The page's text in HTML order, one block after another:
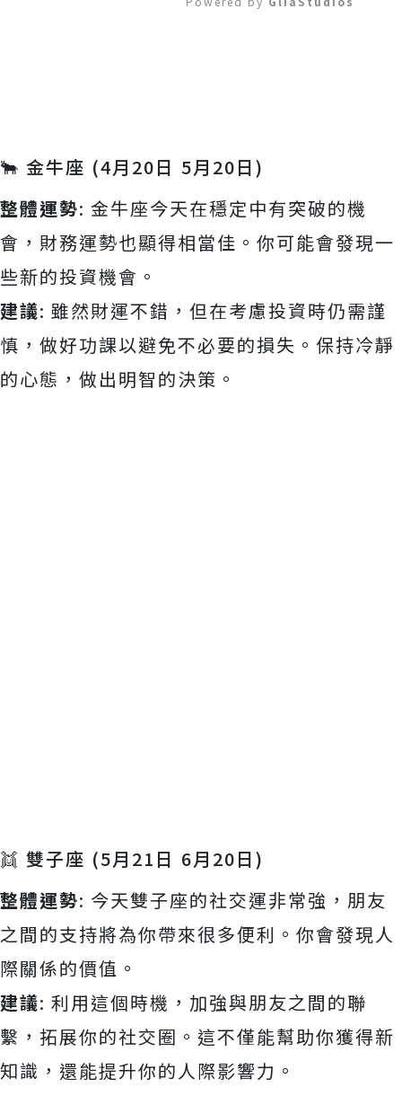
🐂 金牛座 (4月20日 5月20日)
整體運勢: 金牛座今天在穩定中有突破的機
會，財務運勢也顯得相當佳。你可能會發現一
些新的投資機會。
建議: 雖然財運不錯，但在考慮投資時仍需謹
慎，做好功課以避免不必要的損失。保持冷靜
的心態，做出明智的決策。
👯 雙子座 (5月21日 6月20日)
整體運勢: 今天雙子座的社交運非常強，朋友
之間的支持將為你帶來很多便利。你會發現人
際關係的價值。
建議: 利用這個時機，加強與朋友之間的聯
繫，拓展你的社交圈。這不僅能幫助你獲得新
知識，還能提升你的人際影響力。